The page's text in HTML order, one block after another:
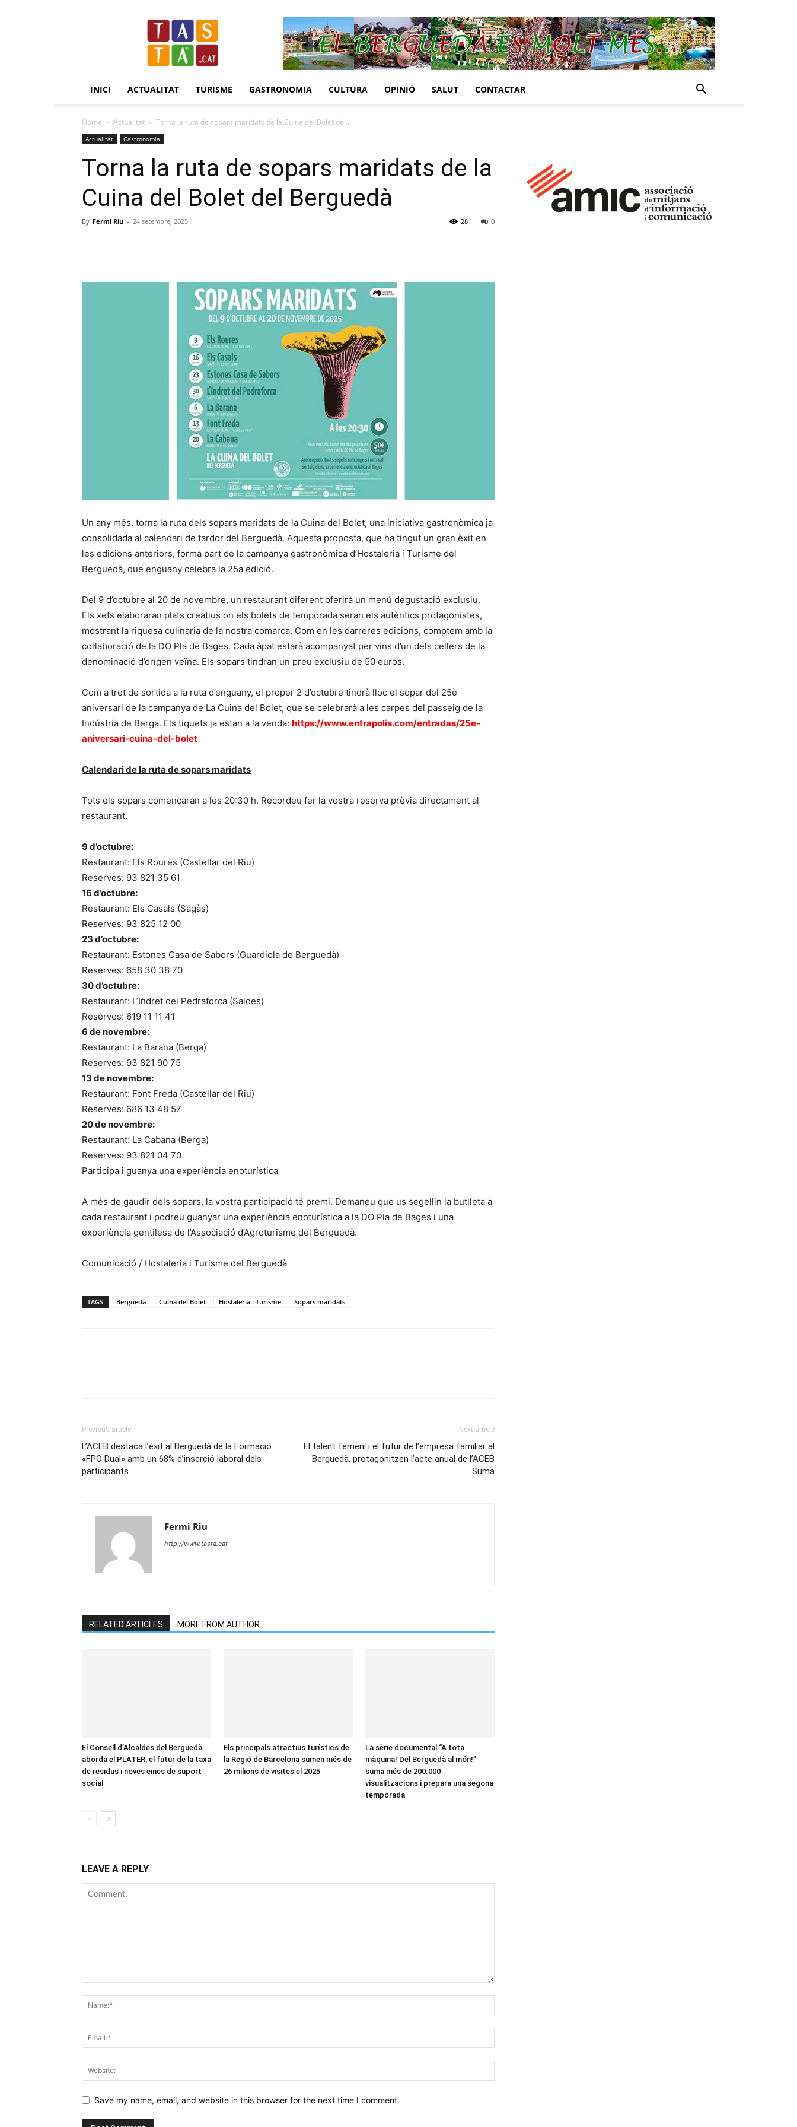
Revista
Tasta.cat
INICI ACTUALITAT TURISME GASTRONOMIA CULTURA OPINIÓ SALUT CONTACTAR
Home Actualitat Torna la ruta de sopars maridats de la Cuina del Bolet del...
Actualitat Gastronomia
Torna la ruta de sopars maridats de la
Cuina del Bolet del Berguedà
By Fermi Riu - 24 setembre, 2025 0
28
Un any més, torna la ruta dels sopars maridats de la Cuina del Bolet, una iniciativa gastronòmica ja
consolidada al calendari de tardor del Berguedà. Aquesta proposta, que ha tingut un gran èxit en
les edicions anteriors, forma part de la campanya gastronòmica d’Hostaleria i Turisme del
Berguedà, que enguany celebra la 25a edició.
Del 9 d’octubre al 20 de novembre, un restaurant diferent oferirà un menú degustació exclusiu.
Els xefs elaboraran plats creatius on els bolets de temporada seran els autèntics protagonistes,
mostrant la riquesa culinària de la nostra comarca. Com en les darreres edicions, comptem amb la
col·laboració de la DO Pla de Bages. Cada àpat estarà acompanyat per vins d’un dels cellers de la
denominació d’orígen veïna. Els sopars tindran un preu exclusiu de 50 euros.
Com a tret de sortida a la ruta d’enguany, el proper 2 d’octubre tindrà lloc el sopar del 25è
aniversari de la campanya de La Cuina del Bolet, que se celebrarà a les carpes del passeig de la
Indústria de Berga. Els tiquets ja estan a la venda: https://www.entrapolis.com/entradas/25e-
aniversari-cuina-del-bolet
Calendari de la ruta de sopars maridats
Tots els sopars començaran a les 20:30 h. Recordeu fer la vostra reserva prèvia directament al
restaurant.
9 d’octubre:
Restaurant: Els Roures (Castellar del Riu)
Reserves: 93 821 35 61
16 d’octubre:
Restaurant: Els Casals (Sagàs)
Reserves: 93 825 12 00
23 d’octubre:
Restaurant: Estones Casa de Sabors (Guardiola de Berguedà)
Reserves: 658 30 38 70
30 d’octubre:
Restaurant: L’Indret del Pedraforca (Saldes)
Reserves: 619 11 11 41
6 de novembre:
Restaurant: La Barana (Berga)
Reserves: 93 821 90 75
13 de novembre:
Restaurant: Font Freda (Castellar del Riu)
Reserves: 686 13 48 57
20 de novembre:
Restaurant: La Cabana (Berga)
Reserves: 93 821 04 70
Participa i guanya una experiència enoturística
A més de gaudir dels sopars, la vostra participació té premi. Demaneu que us segellin la butlleta a
cada restaurant i podreu guanyar una experiència enoturística a la DO Pla de Bages i una
experiència gentilesa de l’Associació d’Agroturisme del Berguedà.
Comunicació / Hostaleria i Turisme del Berguedà
TAGS Berguedà Cuina del Bolet Hostaleria i Turisme Sopars maridats
Previous article
L’ACEB destaca l’èxit al Berguedà de la Formació
«FPO Dual» amb un 68% d’inserció laboral dels
participants
Next article
El talent femení i el futur de l’empresa familiar al
Berguedà, protagonitzen l’acte anual de l’ACEB
Suma
Fermi Riu
http://www.tasta.cat
RELATED ARTICLES MORE FROM AUTHOR
El Consell d’Alcaldes del Berguedà
aborda el PLATER, el futur de la taxa
de residus i noves eines de suport
social
Els principals atractius turístics de
la Regió de Barcelona sumen més de
26 milions de visites el 2025
La sèrie documental “A tota
màquina! Del Berguedà al món!”
suma més de 200.000
visualitzacions i prepara una segona
temporada
LEAVE A REPLY
Save my name, email, and website in this browser for the next time I comment.